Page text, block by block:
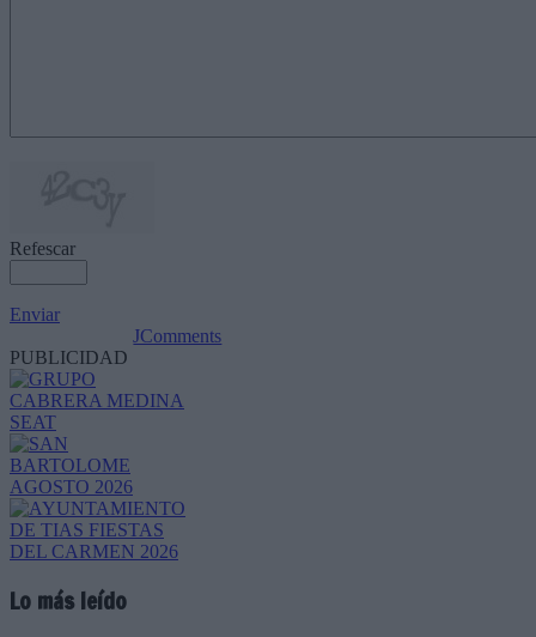
Refescar
Enviar
JComments
PUBLICIDAD
Lo más leído